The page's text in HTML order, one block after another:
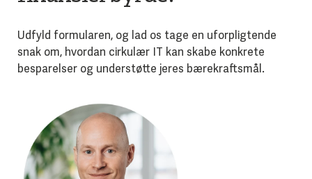
Udfyld formularen, og lad os tage en uforpligtende
snak om, hvordan cirkulær IT kan skabe konkrete
besparelser og understøtte jeres bærekraftsmål.